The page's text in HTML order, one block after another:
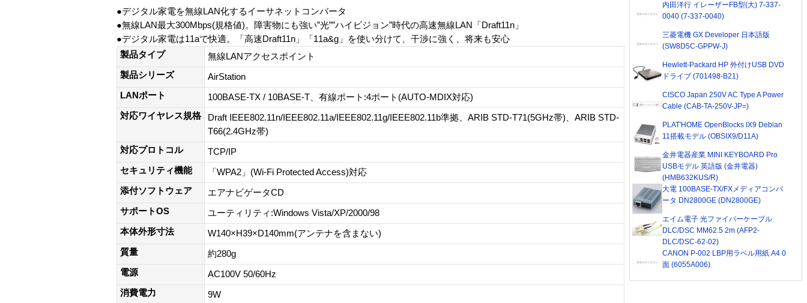
●デジタル家電を無線LAN化するイーサネットコンバータ
●無線LAN最大300Mbps(規格値)。障害物にも強い”光””ハイビジョン”時代の高速無線LAN「Draft11n」
●デジタル家電は11aで快適。「高速Draft11n」「11a&g」を使い分けて、干渉に強く、将来も安心
製品タイプ
無線LANアクセスポイント
製品シリーズ
AirStation
LANポート
100BASE-TX / 10BASE-T、有線ポート:4ポート(AUTO-MDIX対応)
対応ワイヤレス規格
Draft IEEE802.11n/IEEE802.11a/IEEE802.11g/IEEE802.11b準拠、ARIB STD-T71(5GHz帯)、ARIB STD-
T66(2.4GHz帯)
対応プロトコル
TCP/IP
セキュリティ機能
「WPA2」(Wi-Fi Protected Access)対応
添付ソフトウェア
エアナビゲータCD
サポートOS
ユーティリティ:Windows Vista/XP/2000/98
本体外形寸法
W140×H39×D140mm(アンテナを含まない)
質量
約280g
電源
AC100V 50/60Hz
消費電力
9W
内田洋行 イレーザーFB型(大) 7-337-
0040 (7-337-0040)
三菱電機 GX Developer 日本語版
(SW8D5C-GPPW-J)
Hewlett-Packard HP 外付けUSB DVD
ドライブ (701498-B21)
CISCO Japan 250V AC Type A Power
Cable (CAB-TA-250V-JP=)
PLAT'HOME OpenBlocks IX9 Debian
11搭載モデル (OBSIX9/D11A)
金井電器産業 MINI KEYBOARD Pro
USBモデル 英語版 (金井電器)
(HMB632KUS/R)
大電 100BASE-TX/FXメディアコンバ
ータ DN2800GE (DN2800GE)
エイム電子 光ファイバーケーブル
DLC/DSC MM62.5 2m (AFP2-
DLC/DSC-62-02)
CANON P-002 LBP用ラベル用紙 A4 0
面 (6055A006)